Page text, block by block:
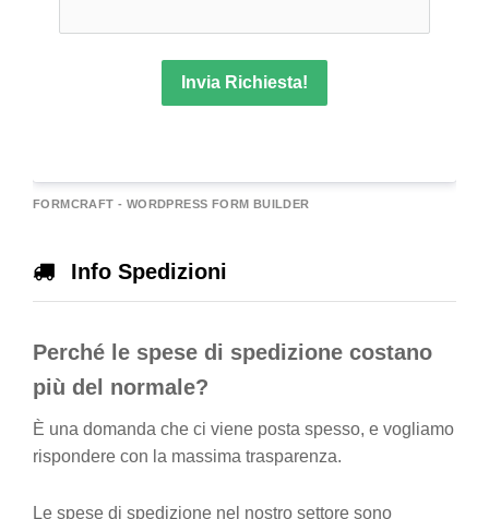
Invia Richiesta!
n
a
FORMCRAFT - WORDPRESS FORM BUILDER
Info Spedizioni
Perché le spese di spedizione costano
più del normale?
È una domanda che ci viene posta spesso, e vogliamo
rispondere con la massima trasparenza.
Le spese di spedizione nel nostro settore sono